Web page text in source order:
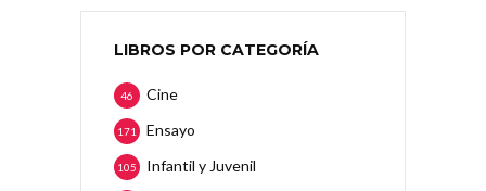
LIBROS POR CATEGORÍA
Cine
46
Ensayo
171
Infantil y Juvenil
105